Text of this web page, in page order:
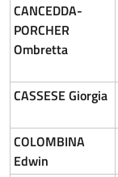
CANCEDDA-
PORCHER
Ombretta
CASSESE Giorgia
COLOMBINA
Edwin